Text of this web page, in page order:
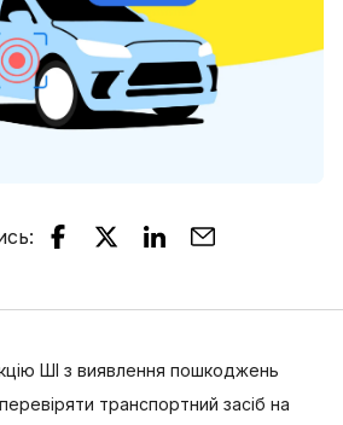
:
ШІ з виявлення пошкоджень
транспортний засіб на